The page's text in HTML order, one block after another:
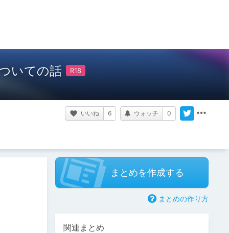
いての話
いいね 6 ウォッチ 0
まとめを作成する
まとめの作り方
関連まとめ